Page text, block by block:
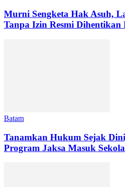
Murni Sengketa Hak Asuh,
Tanpa Izin Resmi
Batam
Tanamkan Hukum Sejak
Program Jaksa Masuk